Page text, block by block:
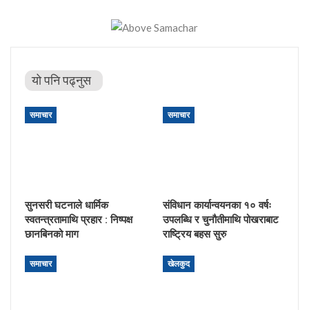
यो पनि पढ्नुस
समाचार
सुनसरी घटनाले धार्मिक
स्वतन्त्रतामाथि प्रहार : निष्पक्ष
छानबिनको माग
समाचार
संविधान कार्यान्वयनका १० वर्षः
उपलब्धि र चुनौतीमाथि पोखराबाट
राष्ट्रिय बहस सुरु
समाचार खेलकुद